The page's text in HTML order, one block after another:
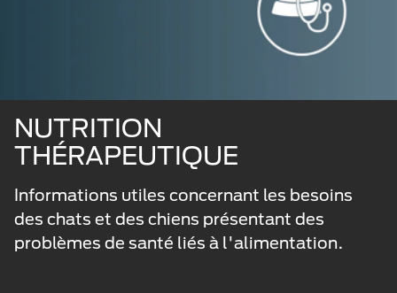
NUTRITION
THÉRAPEUTIQUE
Informations utiles concernant les besoins
des chats et des chiens présentant des
problèmes de santé liés à l'alimentation.